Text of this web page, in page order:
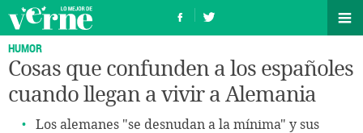
HUMOR
Cosas que confunden a los españoles
cuando llegan a vivir a Alemania
Los alemanes "se desnudan a la mínima" y sus